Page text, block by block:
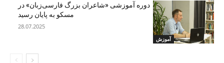
آموزش
دوره آموزشی «شاعران بزرگ فارسی‌زبان» در
مسکو به پایان رسید
28.07.2025